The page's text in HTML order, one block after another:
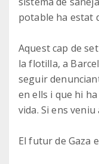
potable ha estat
Aquest cap de
la flotilla, a
seguir
en ells i que hi
vida. Si ens
El futur de Gaza